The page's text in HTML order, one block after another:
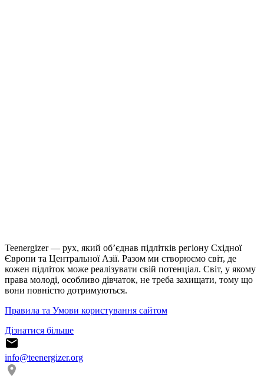
Teenergizer — рух, який об’єднав підлітків регіону Східної
Європи та Центральної Азії. Разом ми створюємо світ, де
кожен підліток може реалізувати свій потенціал. Світ, у якому
права молоді, особливо дівчаток, не треба захищати, тому що
вони повністю дотримуються.
Правила та Умови користування сайтом
Дізнатися більше
info@teenergizer.org